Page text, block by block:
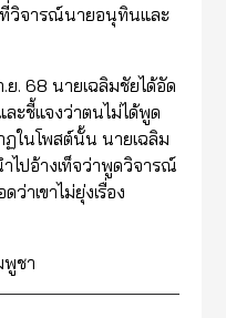
ที่วิจารณ์นายอนุทินและ
ย. 68 นายเฉลิมชัยได้อัด
ะชี้แจงว่าตนไม่ได้พูด
ฏในโพสต์นั้น นายเฉลิม
ไปอ้างเท็จว่าพูดวิจารณ์
าเขาไม่ยุ่งเรื่อง
พูชา